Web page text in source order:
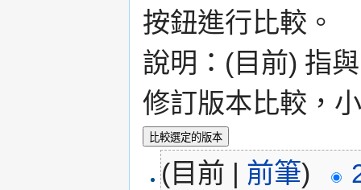
按鈕進行比較。
說明：(目前) 指
修訂版本比較，
(目前 | 前筆)